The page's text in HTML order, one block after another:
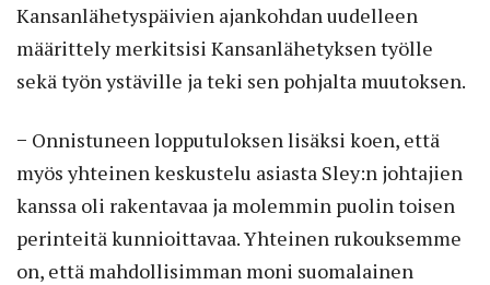
Kansanlähetyspäivien ajankohdan uudelleen
määrittely merkitsisi Kansanlähetyksen työlle
sekä työn ystäville ja teki sen pohjalta muutoksen.
− Onnistuneen lopputuloksen lisäksi koen, että
myös yhteinen keskustelu asiasta Sley:n johtajien
kanssa oli rakentavaa ja molemmin puolin toisen
perinteitä kunnioittavaa. Yhteinen rukouksemme
on, että mahdollisimman moni suomalainen